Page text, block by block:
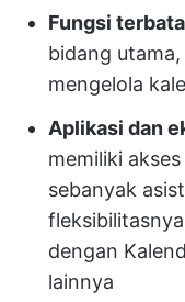
Fungsi
bidang
mengelola
Aplikasi dan
memiliki
sebanyak
dengan
lainnya